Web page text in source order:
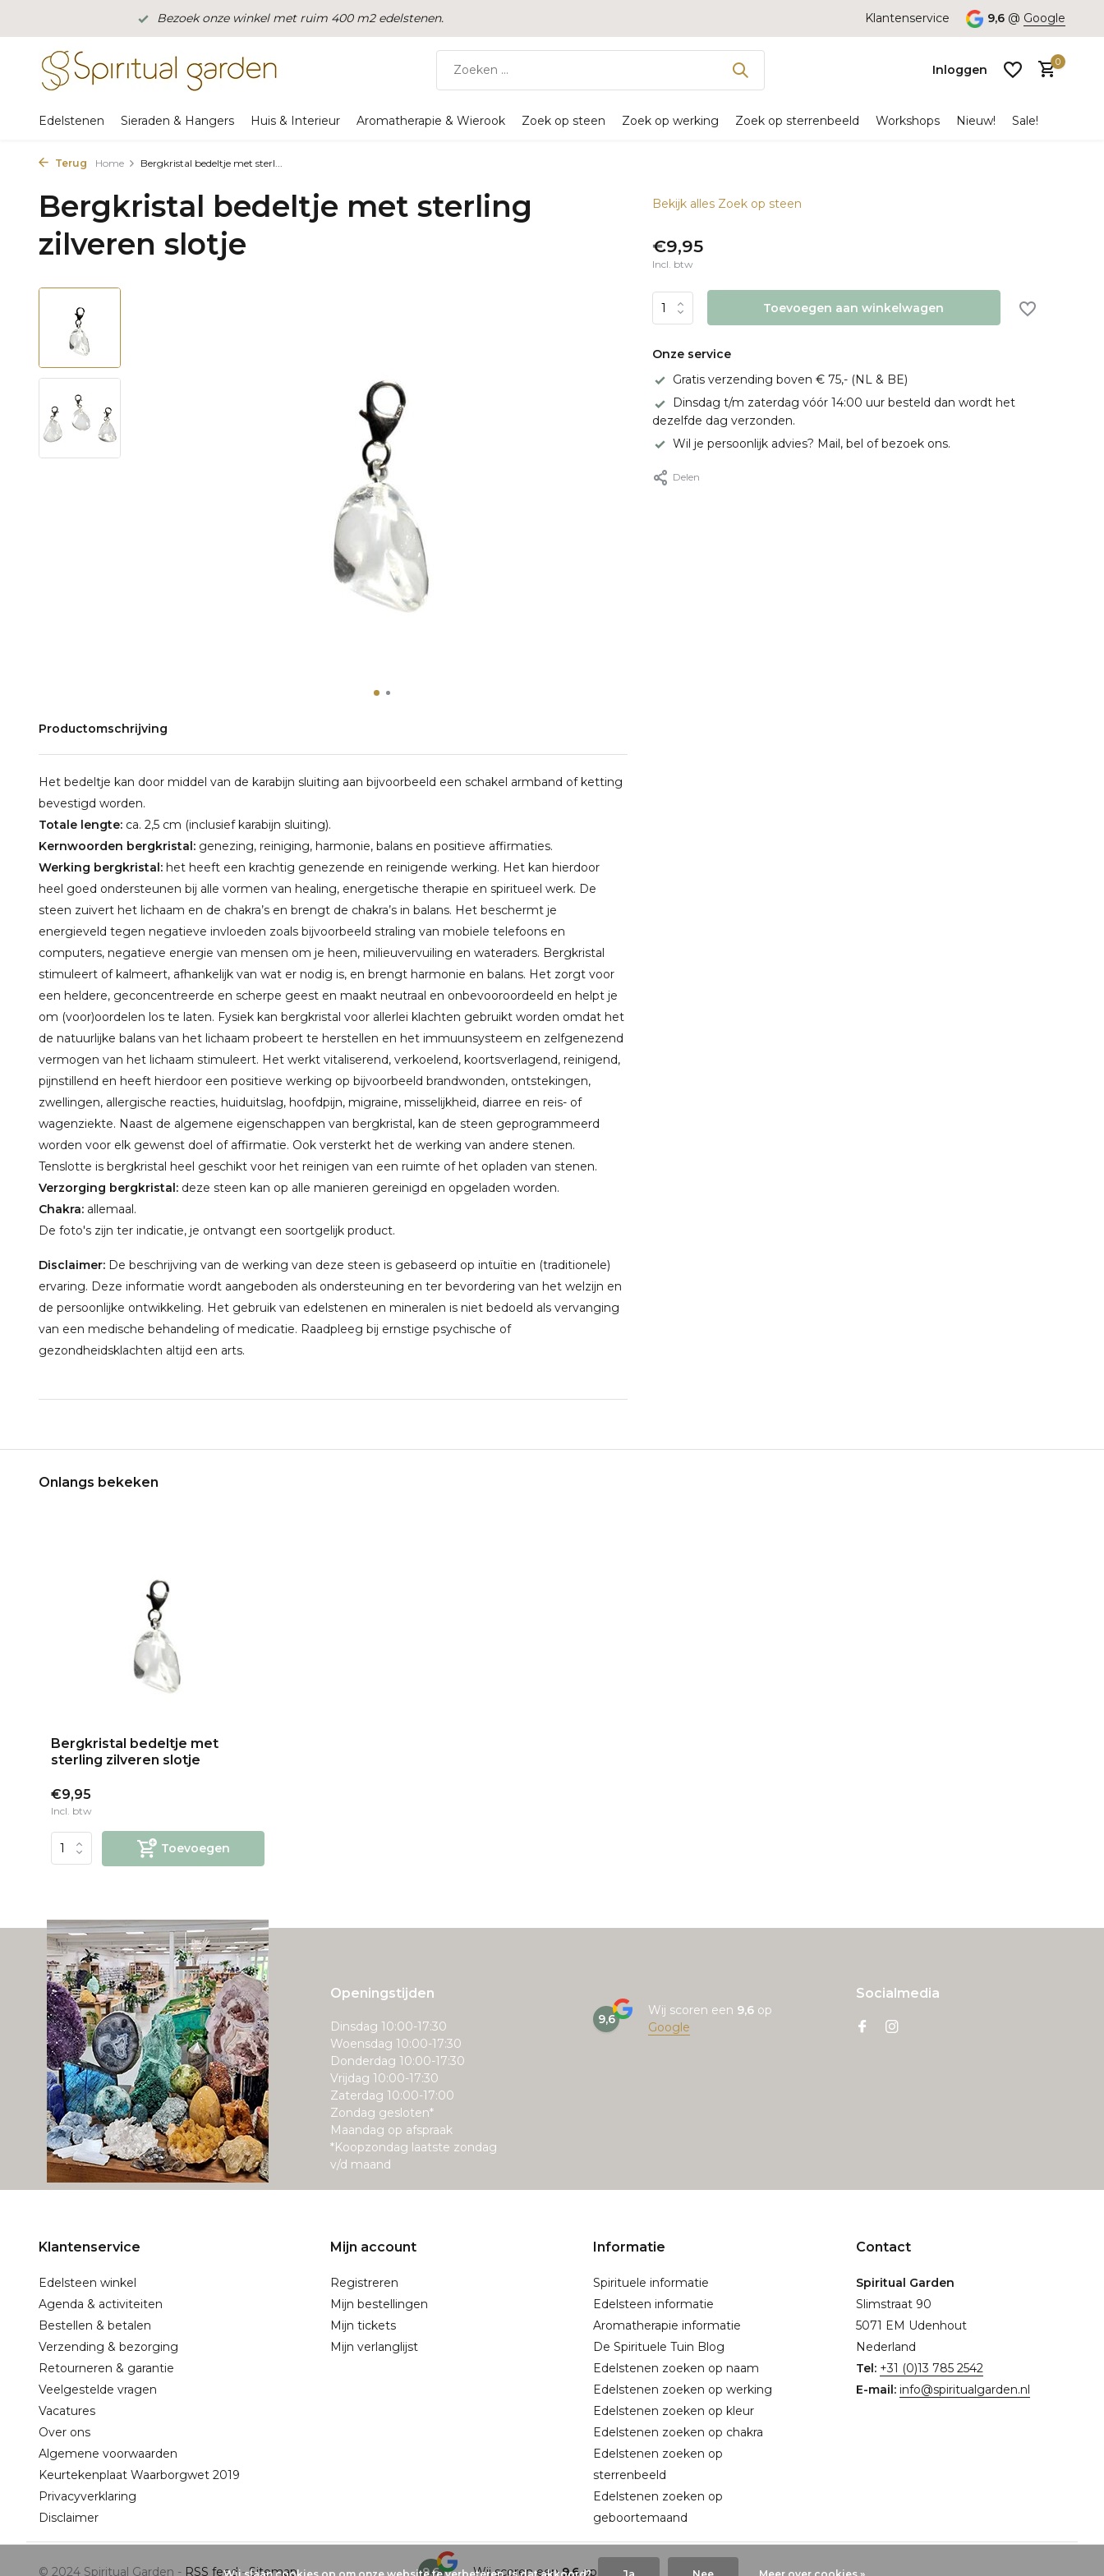
Bezoek onze winkel met ruim 400 m2 edelstenen. Klantenservice 9,6 @ Google
Inloggen
0
Edelstenen Sieraden & Hangers Huis & Interieur Aromatherapie & Wierook Zoek op steen Zoek op werking Zoek op sterrenbeeld Workshops Nieuw! Sale!
Terug Home Bergkristal bedeltje met sterl...
Bergkristal bedeltje met sterling
zilveren slotje
Productomschrijving
Het bedeltje kan door middel van de karabijn sluiting aan bijvoorbeeld een schakel armband of ketting
bevestigd worden.
Totale lengte: ca. 2,5 cm (inclusief karabijn sluiting).
Kernwoorden bergkristal: genezing, reiniging, harmonie, balans en positieve affirmaties.
Werking bergkristal: het heeft een krachtig genezende en reinigende werking. Het kan hierdoor
heel goed ondersteunen bij alle vormen van healing, energetische therapie en spiritueel werk. De
steen zuivert het lichaam en de chakra’s en brengt de chakra’s in balans. Het beschermt je
energieveld tegen negatieve invloeden zoals bijvoorbeeld straling van mobiele telefoons en
computers, negatieve energie van mensen om je heen, milieuvervuiling en wateraders. Bergkristal
stimuleert of kalmeert, afhankelijk van wat er nodig is, en brengt harmonie en balans. Het zorgt voor
een heldere, geconcentreerde en scherpe geest en maakt neutraal en onbevooroordeeld en helpt je
om (voor)oordelen los te laten. Fysiek kan bergkristal voor allerlei klachten gebruikt worden omdat het
de natuurlijke balans van het lichaam probeert te herstellen en het immuunsysteem en zelfgenezend
vermogen van het lichaam stimuleert. Het werkt vitaliserend, verkoelend, koortsverlagend, reinigend,
pijnstillend en heeft hierdoor een positieve werking op bijvoorbeeld brandwonden, ontstekingen,
zwellingen, allergische reacties, huiduitslag, hoofdpijn, migraine, misselijkheid, diarree en reis- of
wagenziekte. Naast de algemene eigenschappen van bergkristal, kan de steen geprogrammeerd
worden voor elk gewenst doel of affirmatie. Ook versterkt het de werking van andere stenen.
Tenslotte is bergkristal heel geschikt voor het reinigen van een ruimte of het opladen van stenen.
Verzorging bergkristal: deze steen kan op alle manieren gereinigd en opgeladen worden.
Chakra: allemaal.
De foto's zijn ter indicatie, je ontvangt een soortgelijk product.
Disclaimer: De beschrijving van de werking van deze steen is gebaseerd op intuïtie en (traditionele)
ervaring. Deze informatie wordt aangeboden als ondersteuning en ter bevordering van het welzijn en
de persoonlijke ontwikkeling. Het gebruik van edelstenen en mineralen is niet bedoeld als vervanging
van een medische behandeling of medicatie. Raadpleeg bij ernstige psychische of
gezondheidsklachten altijd een arts.
Bekijk alles Zoek op steen
€9,95
Incl. btw
Toevoegen aan winkelwagen
Onze service
Gratis verzending boven € 75,- (NL & BE)
Dinsdag t/m zaterdag vóór 14:00 uur besteld dan wordt het
dezelfde dag verzonden.
Wil je persoonlijk advies? Mail, bel of bezoek ons.
Delen
Onlangs bekeken
Bergkristal bedeltje met
sterling zilveren slotje
€9,95
Incl. btw
Toevoegen
Openingstijden
Dinsdag 10:00-17:30
Woensdag 10:00-17:30
Donderdag 10:00-17:30
Vrijdag 10:00-17:30
Zaterdag 10:00-17:00
Zondag gesloten*
Maandag op afspraak
*Koopzondag laatste zondag
v/d maand
9,6
Wij scoren een 9,6 op
Google
Socialmedia
Klantenservice
Edelsteen winkel
Agenda & activiteiten
Bestellen & betalen
Verzending & bezorging
Retourneren & garantie
Veelgestelde vragen
Vacatures
Over ons
Algemene voorwaarden
Keurtekenplaat Waarborgwet 2019
Privacyverklaring
Disclaimer
Mijn account
Registreren
Mijn bestellingen
Mijn tickets
Mijn verlanglijst
Informatie
Spirituele informatie
Edelsteen informatie
Aromatherapie informatie
De Spirituele Tuin Blog
Edelstenen zoeken op naam
Edelstenen zoeken op werking
Edelstenen zoeken op kleur
Edelstenen zoeken op chakra
Edelstenen zoeken op
sterrenbeeld
Edelstenen zoeken op
geboortemaand
Contact
Spiritual Garden
Slimstraat 90
5071 EM Udenhout
Nederland
Tel: +31 (0)13 785 2542
E-mail: info@spiritualgarden.nl
© 2024 Spiritual Garden - RSS feed-Sitemap 9,6 Wij scoren een9,6op Google